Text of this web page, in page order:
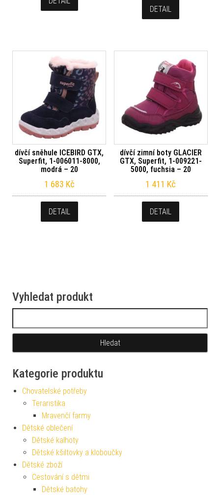
DETAIL
dívčí sněhule ICEBIRD GTX,
Superfit, 1-006011-8000,
modrá – 20
1 683 Kč
DETAIL
dívčí zimní boty GLACIER
GTX, Superfit, 1-009221-
5000, fuchsia – 20
1 411 Kč
DETAIL
Vyhledat produkt
Kategorie produktu
Chovatelské potřeby
Teraristika
Mravenčí farmy
Dětské oblečení
Dětské kalhoty
Dětské kšiltovky a kloboučky
Dětské zboží
Cestování s dětmi
Dětské batohy